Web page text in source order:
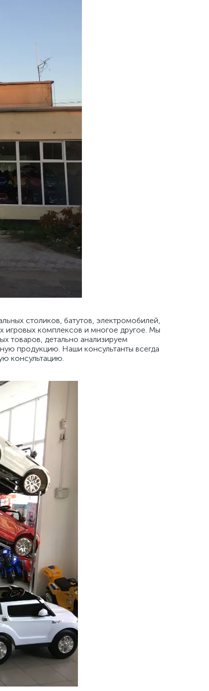
столиков, батутов, электромобилей,
игровых комплексов и многое другое. Мы
товаров, детально анализируем
продукцию. Наши консультанты всегда
консультацию.